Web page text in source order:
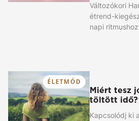
Változókori
étrend-
napi
ÉLETMÓD
Miért tesz
töltött idő?
Kapcsolódj ki